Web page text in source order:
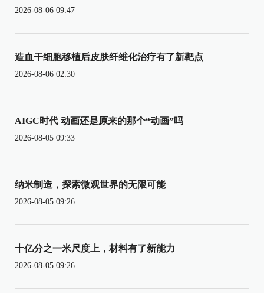
2026-08-06 09:47
造血干细胞移植后皮肤纤维化治疗有了新靶点
2026-08-06 02:30
AIGC时代 动画还是原来的那个“动画”吗
2026-08-05 09:33
纳米制造，探索微观世界的无限可能
2026-08-05 09:26
十亿分之一米尺度上，材料有了新能力
2026-08-05 09:26